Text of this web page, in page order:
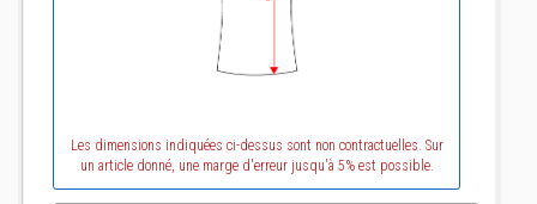
Les dimensions indiquées ci-dessus sont non contractuelles. Sur
un article donné, une marge d'erreur jusqu'à 5% est possible.